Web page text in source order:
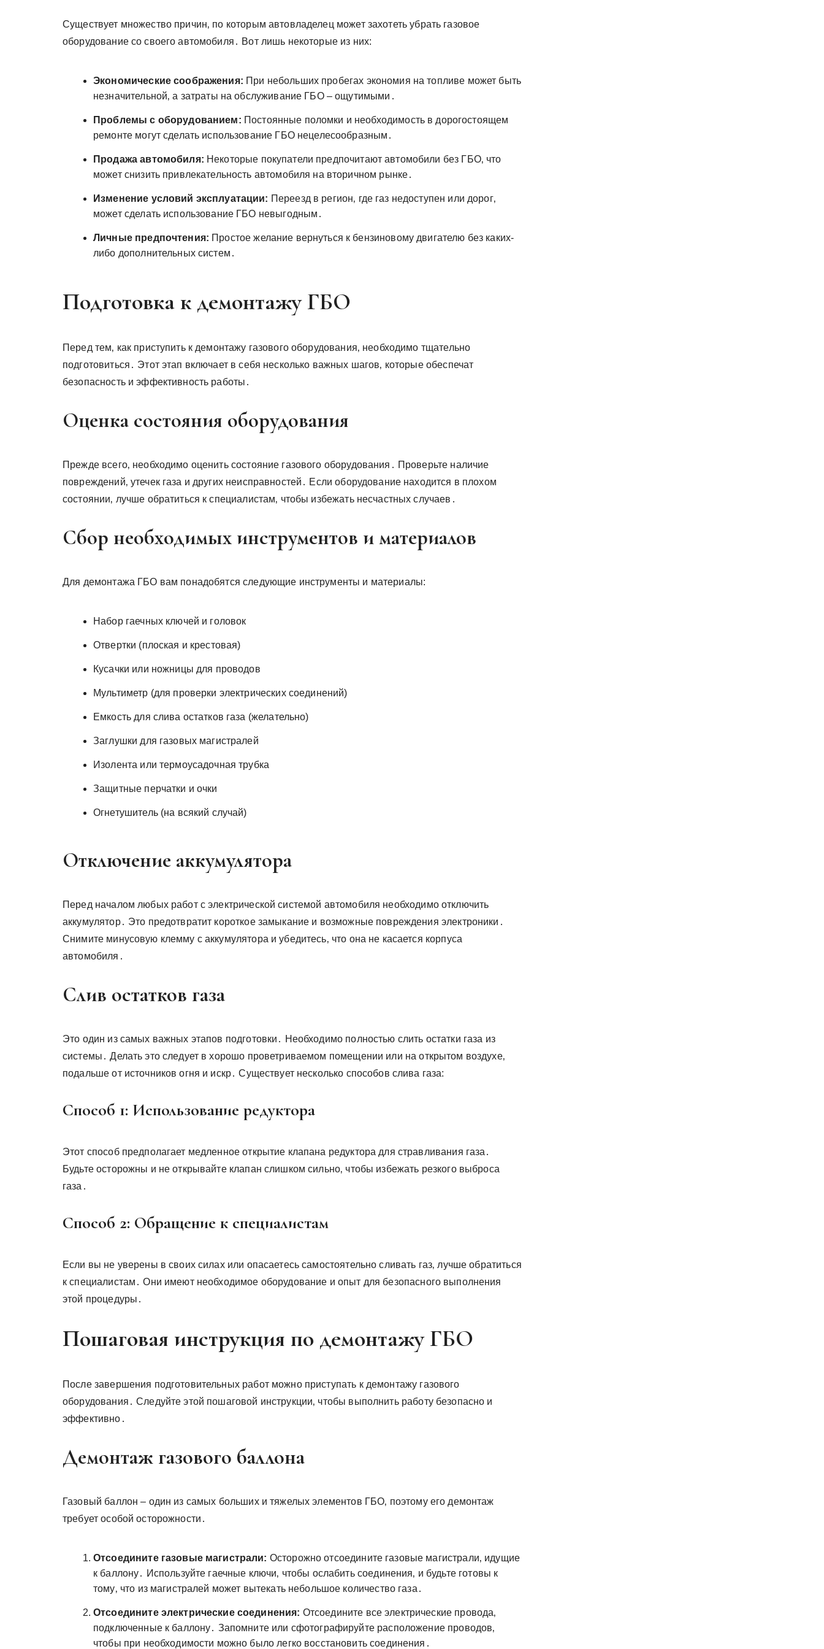
Существует множество причин‚ по которым автовладелец может захотеть убрать газовое
оборудование со своего автомобиля․ Вот лишь некоторые из них:
Экономические соображения: При небольших пробегах экономия на топливе может быть
незначительной‚ а затраты на обслуживание ГБО – ощутимыми․
Проблемы с оборудованием: Постоянные поломки и необходимость в дорогостоящем
ремонте могут сделать использование ГБО нецелесообразным․
Продажа автомобиля: Некоторые покупатели предпочитают автомобили без ГБО‚ что
может снизить привлекательность автомобиля на вторичном рынке․
Изменение условий эксплуатации: Переезд в регион‚ где газ недоступен или дорог‚
может сделать использование ГБО невыгодным․
Личные предпочтения: Простое желание вернуться к бензиновому двигателю без каких-
либо дополнительных систем․
Подготовка к демонтажу ГБО
Перед тем‚ как приступить к демонтажу газового оборудования‚ необходимо тщательно
подготовиться․ Этот этап включает в себя несколько важных шагов‚ которые обеспечат
безопасность и эффективность работы․
Оценка состояния оборудования
Прежде всего‚ необходимо оценить состояние газового оборудования․ Проверьте наличие
повреждений‚ утечек газа и других неисправностей․ Если оборудование находится в плохом
состоянии‚ лучше обратиться к специалистам‚ чтобы избежать несчастных случаев․
Сбор необходимых инструментов и материалов
Для демонтажа ГБО вам понадобятся следующие инструменты и материалы:
Набор гаечных ключей и головок
Отвертки (плоская и крестовая)
Кусачки или ножницы для проводов
Мультиметр (для проверки электрических соединений)
Емкость для слива остатков газа (желательно)
Заглушки для газовых магистралей
Изолента или термоусадочная трубка
Защитные перчатки и очки
Огнетушитель (на всякий случай)
Отключение аккумулятора
Перед началом любых работ с электрической системой автомобиля необходимо отключить
аккумулятор․ Это предотвратит короткое замыкание и возможные повреждения электроники․
Снимите минусовую клемму с аккумулятора и убедитесь‚ что она не касается корпуса
автомобиля․
Слив остатков газа
Это один из самых важных этапов подготовки․ Необходимо полностью слить остатки газа из
системы․ Делать это следует в хорошо проветриваемом помещении или на открытом воздухе‚
подальше от источников огня и искр․ Существует несколько способов слива газа:
Способ 1: Использование редуктора
Этот способ предполагает медленное открытие клапана редуктора для стравливания газа․
Будьте осторожны и не открывайте клапан слишком сильно‚ чтобы избежать резкого выброса
газа․
Способ 2: Обращение к специалистам
Если вы не уверены в своих силах или опасаетесь самостоятельно сливать газ‚ лучше обратиться
к специалистам․ Они имеют необходимое оборудование и опыт для безопасного выполнения
этой процедуры․
Пошаговая инструкция по демонтажу ГБО
После завершения подготовительных работ можно приступать к демонтажу газового
оборудования․ Следуйте этой пошаговой инструкции‚ чтобы выполнить работу безопасно и
эффективно․
Демонтаж газового баллона
Газовый баллон – один из самых больших и тяжелых элементов ГБО‚ поэтому его демонтаж
требует особой осторожности․
Отсоедините газовые магистрали: Осторожно отсоедините газовые магистрали‚ идущие
к баллону․ Используйте гаечные ключи‚ чтобы ослабить соединения‚ и будьте готовы к
тому‚ что из магистралей может вытекать небольшое количество газа․
Отсоедините электрические соединения: Отсоедините все электрические провода‚
подключенные к баллону․ Запомните или сфотографируйте расположение проводов‚
чтобы при необходимости можно было легко восстановить соединения․